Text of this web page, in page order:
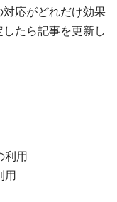
応がどれだけ効果
たら記事を更新し
利用
用